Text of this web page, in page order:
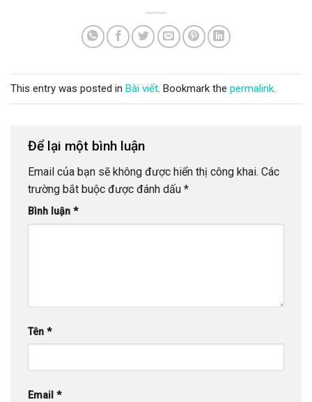
This entry was posted in Bài viết. Bookmark the permalink.
Để lại một bình luận
Email của bạn sẽ không được hiển thị công khai. Các
trường bắt buộc được đánh dấu *
Bình luận *
Tên *
Email *